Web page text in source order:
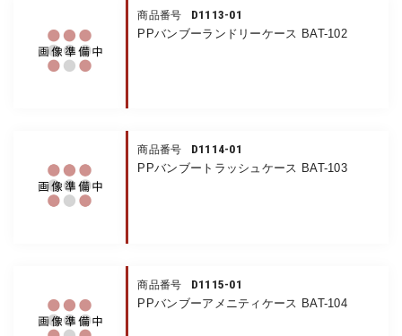
商品番号 D1113-01
PPバンブーランドリーケース BAT-102
商品番号 D1114-01
PPバンブートラッシュケース BAT-103
商品番号 D1115-01
PPバンブーアメニティケース BAT-104